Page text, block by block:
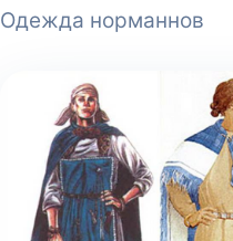
Одежда норманнов